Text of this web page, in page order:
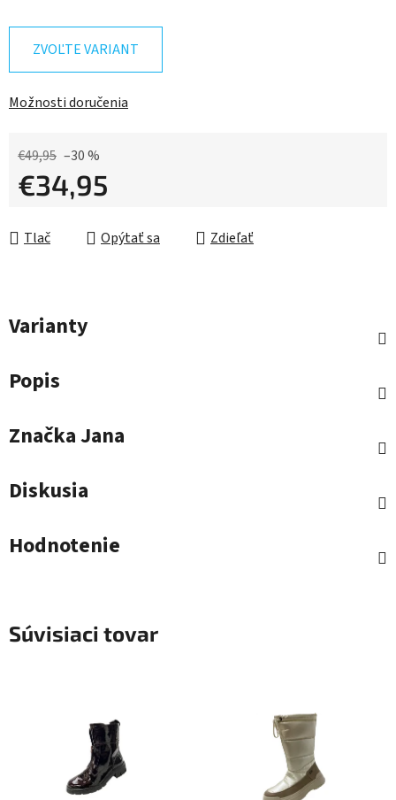
ZVOĽTE VARIANT
Možnosti doručenia
€49,95 –30 %
€34,95
Tlač
Opýtať sa Zdieľať
Varianty
Popis
ZnačkaJana
Diskusia
Hodnotenie
Súvisiaci tovar